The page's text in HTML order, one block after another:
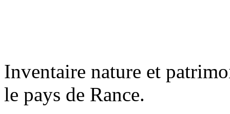
Inventaire nature et
le pays de Rance.